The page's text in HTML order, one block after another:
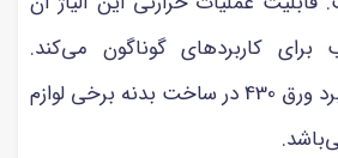
برای کاربردهای گوناگون می‌کند.
عمده کاربرد ورق 430 در ساخت بدنه برخی لوازم